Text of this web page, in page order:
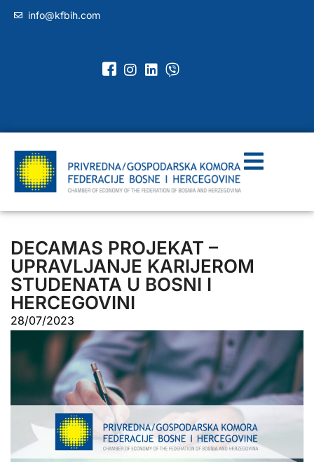
info@kfbih.com
DECAMAS PROJEKAT –
UPRAVLJANJE KARIJEROM
STUDENATA U BOSNI I
HERCEGOVINI
28/07/2023